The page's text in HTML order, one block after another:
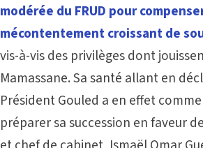
modérée du FRUD pour
mécontentement croissant de
vis-à-vis des privilèges dont
Mamassane. Sa santé allant en
Président Gouled a en effet
préparer sa succession en faveur